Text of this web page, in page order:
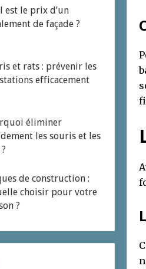
est le prix d’un
de façade ?
et rats : prévenir les
efficacement
éliminer
les souris et les
de construction :
choisir pour votre
?